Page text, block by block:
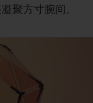
聚方寸腕间。
查找专卖店